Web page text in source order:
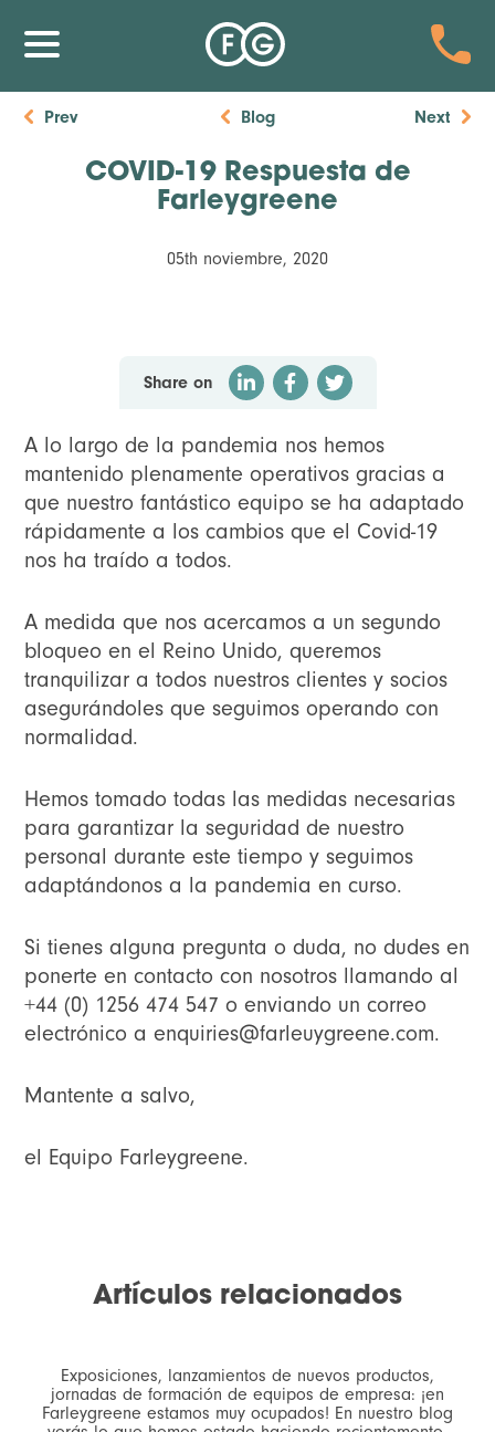
Prev Blog Next
COVID-19 Respuesta de
Farleygreene
05th noviembre, 2020
Share on
A lo largo de la pandemia nos hemos
mantenido plenamente operativos gracias a
que nuestro fantástico equipo se ha adaptado
rápidamente a los cambios que el Covid-19
nos ha traído a todos.
A medida que nos acercamos a un segundo
bloqueo en el Reino Unido, queremos
tranquilizar a todos nuestros clientes y socios
asegurándoles que seguimos operando con
normalidad.
Hemos tomado todas las medidas necesarias
para garantizar la seguridad de nuestro
personal durante este tiempo y seguimos
adaptándonos a la pandemia en curso.
Si tienes alguna pregunta o duda, no dudes en
ponerte en contacto con nosotros llamando al
+44 (0) 1256 474 547 o enviando un correo
electrónico aenquiries@farleuygreene.com.
Mantente a salvo,
el Equipo Farleygreene.
Artículos relacionados
Exposiciones, lanzamientos de nuevos productos,
jornadas de formación de equipos de empresa: ¡en
Farleygreene estamos muy ocupados! En nuestro blog